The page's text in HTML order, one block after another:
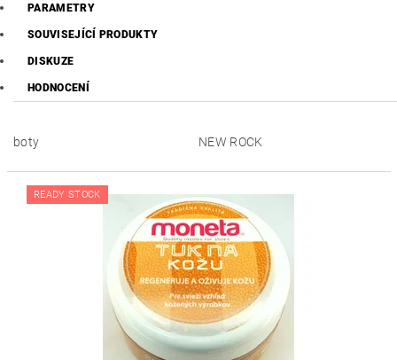
PARAMETRY
SOUVISEJÍCÍ PRODUKTY
DISKUZE
HODNOCENÍ
boty NEW ROCK
READY STOCK